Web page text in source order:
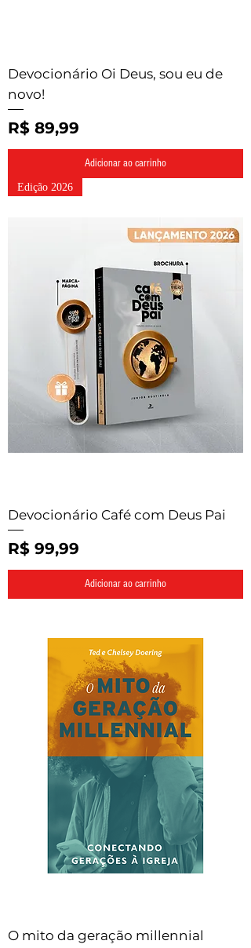
Devocionário Oi Deus, sou eu de
novo!
Preço
R$ 89,99
Adicionar ao carrinho
Edição 2026
Devocionário Café com Deus Pai
Preço
R$ 99,99
Adicionar ao carrinho
O mito da geração millennial